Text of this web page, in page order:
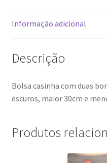
Informação adicional
Descrição
Bolsa casinha com duas
escuros, maior 30cm e
Produtos